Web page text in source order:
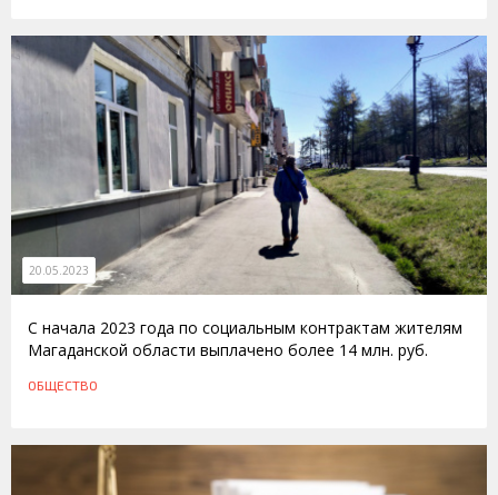
20.05.2023
С начала 2023 года по социальным контрактам жителям
Магаданской области выплачено более 14 млн. руб.
ОБЩЕСТВО